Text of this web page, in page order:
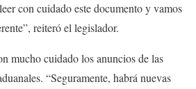
con cuidado este documento y vamos
reiteró el legislador.
mucho cuidado los anuncios de las
“Seguramente, habrá nuevas